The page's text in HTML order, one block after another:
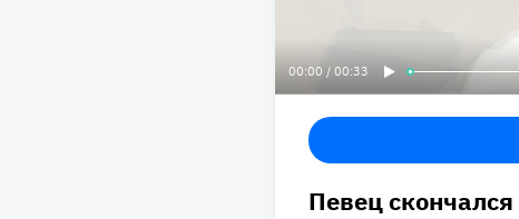
00:00 / 00:33
Певец